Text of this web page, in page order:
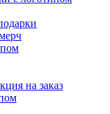
на заказ